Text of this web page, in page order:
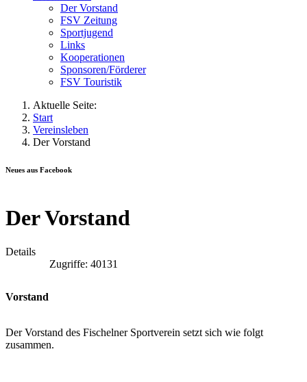
Der Vorstand
FSV Zeitung
Sportjugend
Links
Kooperationen
Sponsoren/Förderer
FSV Touristik
Aktuelle Seite:
Start
Vereinsleben
Der Vorstand
Neues aus Facebook
Der Vorstand
Details
Zugriffe: 40131
Vorstand
Der Vorstand des Fischelner Sportverein setzt sich wie folgt
zusammen.